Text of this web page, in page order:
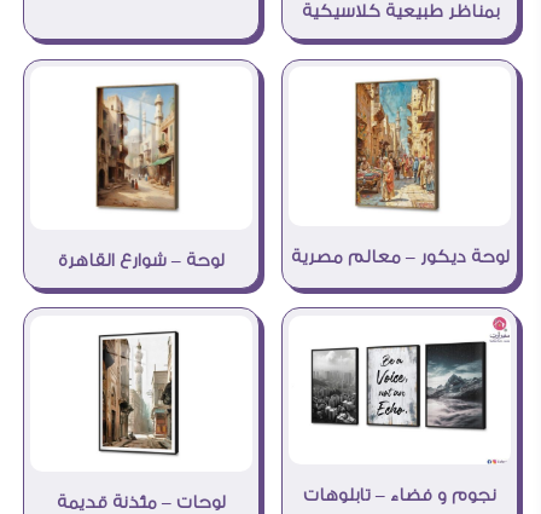
بمناظر طبيعية كلاسيكية
لوحة ديكور – معالم مصرية لوحة – شوارع القاهرة
نجوم و فضاء – تابلوهات
لوحات – مئذنة قديمة